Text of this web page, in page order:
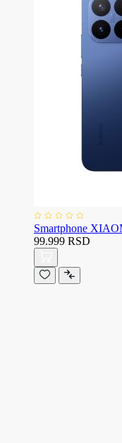
Smartphone
99.999 RSD